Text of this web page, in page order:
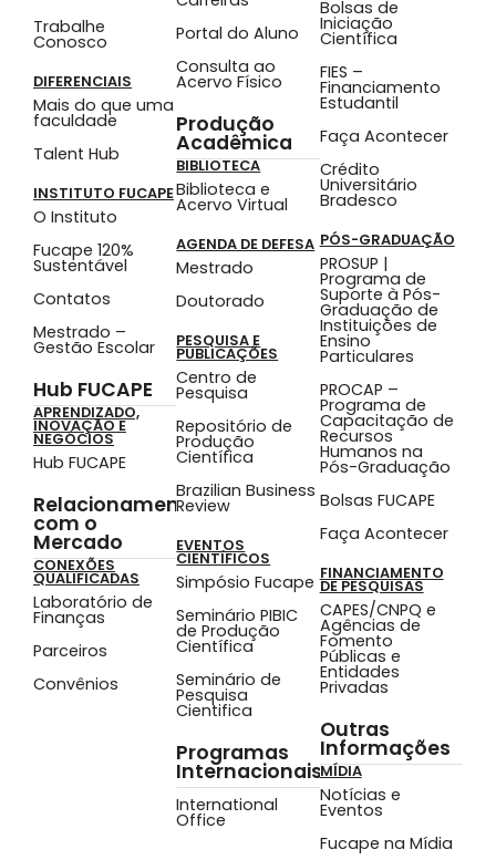
Trabalhe
Conosco
DIFERENCIAIS
Mais do que uma
faculdade
Talent Hub
INSTITUTO FUCAPE
O Instituto
Fucape 120%
Sustentável
Contatos
Mestrado –
Gestão Escolar
Hub FUCAPE
APRENDIZADO,
INOVAÇÃO E
NEGÓCIOS
Hub FUCAPE
Relacionamento
com o
Mercado
CONEXÕES
QUALIFICADAS
Laboratório de
Finanças
Parceiros
Convênios
Portal do Aluno
Consulta ao
Acervo Físico
Produção
Acadêmica
BIBLIOTECA
Biblioteca e
Acervo Virtual
AGENDA DE DEFESA
Mestrado
Doutorado
PESQUISA E
PUBLICAÇÕES
Centro de
Pesquisa
Repositório de
Produção
Científica
Brazilian Business
Review
EVENTOS
CIENTÍFICOS
Simpósio Fucape
Seminário PIBIC
de Produção
Científica
Seminário de
Pesquisa
Cientifica
Programas
Internacionais
International
Office
Bolsas de
Iniciação
Científica
FIES –
Financiamento
Estudantil
Faça Acontecer
Crédito
Universitário
Bradesco
PÓS-GRADUAÇÃO
PROSUP |
Programa de
Suporte à Pós-
Graduação de
Instituições de
Ensino
Particulares
PROCAP –
Programa de
Capacitação de
Recursos
Humanos na
Pós-Graduação
Bolsas FUCAPE
Faça Acontecer
FINANCIAMENTO
DE PESQUISAS
CAPES/CNPQ e
Agências de
Fomento
Públicas e
Entidades
Privadas
Outras
Informações
MÍDIA
Notícias e
Eventos
Fucape na Mídia